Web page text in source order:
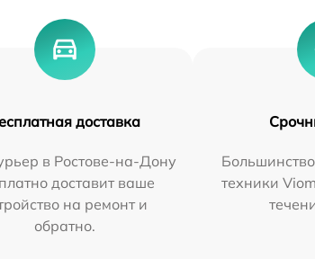
доставка
в Ростове-на-Дону
доставит ваше
на ремонт и
обратно.
техники